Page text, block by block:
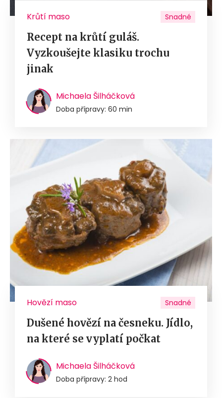
Krůtí maso Snadné
Recept na krůtí guláš.
Vyzkoušejte klasiku trochu
jinak
Michaela Šilháčková
Doba přípravy: 60 min
Hovězí maso Snadné
Dušené hovězí na česneku. Jídlo,
na které se vyplatí počkat
Michaela Šilháčková
Doba přípravy: 2 hod